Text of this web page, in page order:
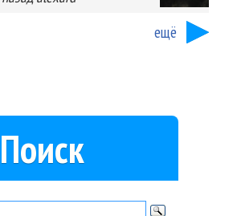
ещё
Поиск